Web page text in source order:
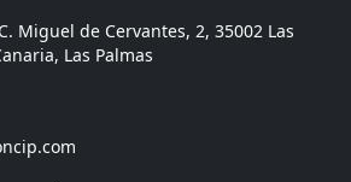
Miguel de Cervantes, 2, 35002 Las
Las Palmas